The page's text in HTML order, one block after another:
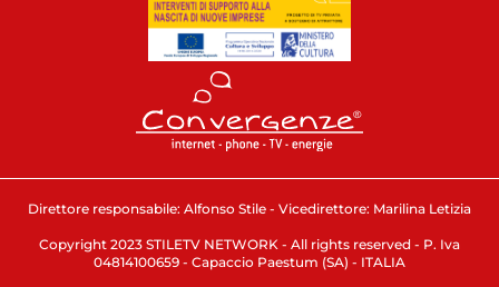
Direttore responsabile: Alfonso Stile - Vicedirettore: Marilina Letizia
Copyright 2023 STILETV NETWORK - All rights reserved - P. Iva
04814100659 - Capaccio Paestum (SA) - ITALIA